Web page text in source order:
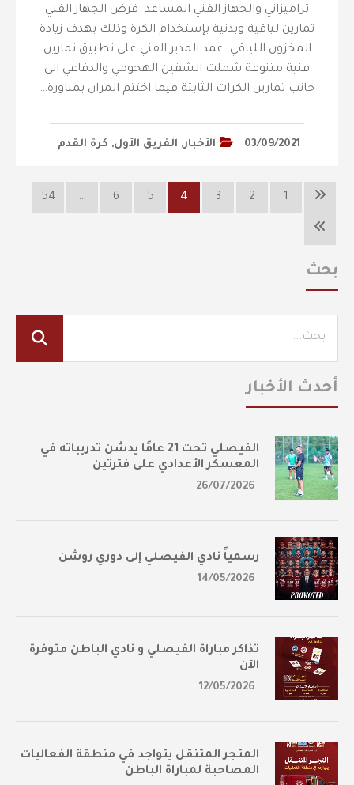
تراميزاني والجهاز الفني المساعد فرض الجهاز الفني
تمارين لياقية وبدنية بإستخدام الكرة وذلك بهدف زيادة
المخزون اللياقي عمد المدير الفني على تطبيق تمارين
فنية متنوعة شملت الشقين الهجومي والدفاعي الى
جانب تمارين الكرات الثابتة فيما اختتم المران بمناورة…
03/09/2021 الأخبار, الفريق الأول, كرة القدم
1
2
3
4
5
6
…
54
بحث
أحدث الأخبار
الفيصلي تحت 21 عامًا يدشن تدريباته في
المعسكر الأعدادي على فترتين
26/07/2026
رسمياً نادي الفيصلي إلى دوري روشن
14/05/2026
تذاكر مباراة الفيصلي و نادي الباطن متوفرة
الآن
12/05/2026
المتجر المتنقل يتواجد في منطقة الفعاليات
المصاحبة لمباراة الباطن